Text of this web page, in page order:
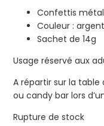
Confettis
Couleur :
Sachet de 14g
Usage réservé aux
A répartir sur la
ou candy bar lors
Rupture de stock